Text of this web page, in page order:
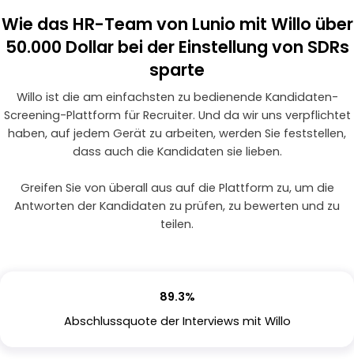
Wie das HR-Team von Lunio mit Willo über
50.000 Dollar bei der Einstellung von SDRs
sparte
Willo ist die am einfachsten zu bedienende Kandidaten-
Screening-Plattform für Recruiter. Und da wir uns verpflichtet
haben, auf jedem Gerät zu arbeiten, werden Sie feststellen,
dass auch die Kandidaten sie lieben.
Greifen Sie von überall aus auf die Plattform zu, um die
Antworten der Kandidaten zu prüfen, zu bewerten und zu
teilen.
89.3%
Abschlussquote der Interviews mit Willo